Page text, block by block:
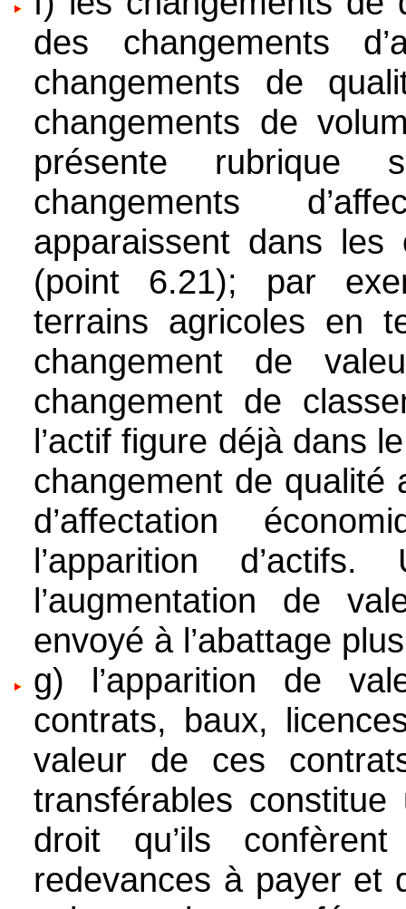
des changements
changements de
changements de
présente rubrique
changements
apparaissent dans les
(point 6.21); par
terrains agricoles en
changement de
changement de
l’actif figure déjà dans
changement de qualité
d’affectation
l’apparition
l’augmentation de
envoyé à l’abattage
g) l’apparition de
contrats, baux,
valeur de ces
transférables
droit qu’ils
redevances à payer et